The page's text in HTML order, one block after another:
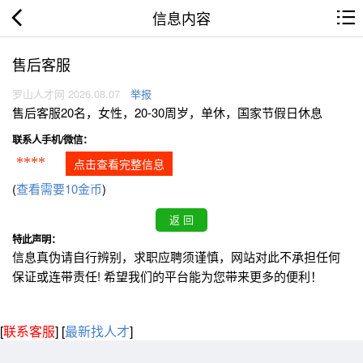
信息内容
售后客服
罗山人才网 2026.08.07 举报
售后客服20名，女性，20-30周岁，单休，国家节假日休息
联系人手机/微信：
**** 点击查看完整信息
(查看需要10金币)
特此声明：
信息真伪请自行辨别，求职应聘须谨慎，网站对此不承担任何
保证或连带责任! 希望我们的平台能为您带来更多的便利！
[联系客服] [最新找人才]